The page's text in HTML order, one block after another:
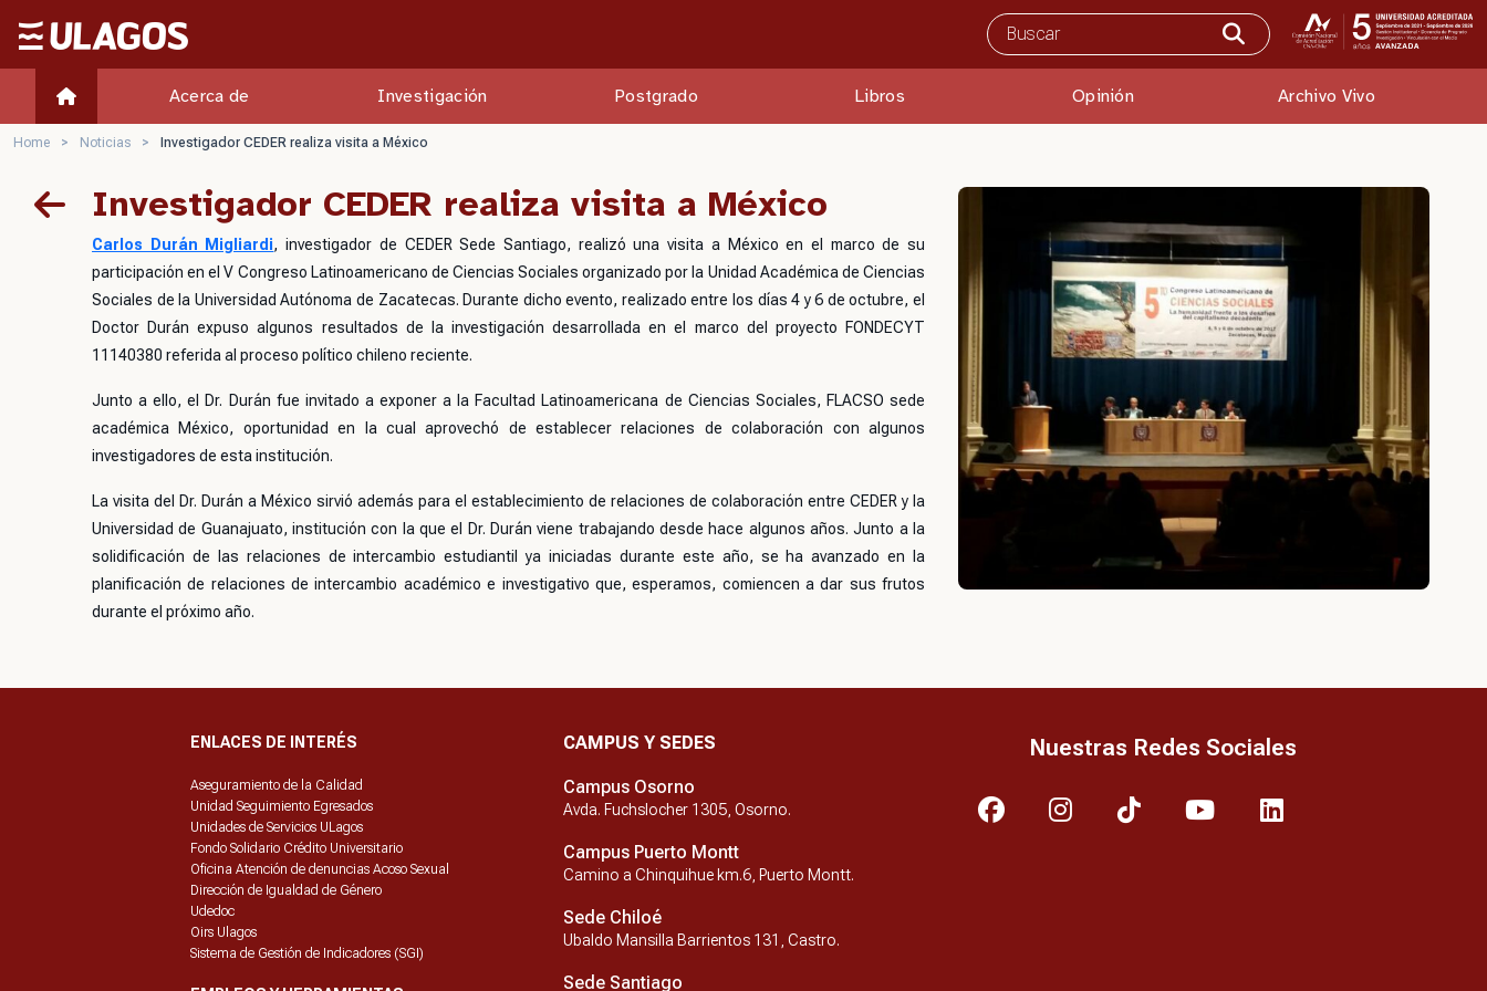
Ulagos Template
Acerca de Investigación Postgrado Libros Opinión Archivo Vivo
Home > Noticias > Investigador CEDER realiza visita a México
Investigador CEDER realiza visita a México
Carlos Durán Migliardi, investigador de CEDER Sede Santiago, realizó una visita a México en el marco de su
participación en el V Congreso Latinoamericano de Ciencias Sociales organizado por la Unidad Académica de Ciencias
Sociales de la Universidad Autónoma de Zacatecas. Durante dicho evento, realizado entre los días 4 y 6 de octubre, el
Doctor Durán expuso algunos resultados de la investigación desarrollada en el marco del proyecto FONDECYT
11140380 referida al proceso político chileno reciente.
Junto a ello, el Dr. Durán fue invitado a exponer a la Facultad Latinoamericana de Ciencias Sociales, FLACSO sede
académica México, oportunidad en la cual aprovechó de establecer relaciones de colaboración con algunos
investigadores de esta institución.
La visita del Dr. Durán a México sirvió además para el establecimiento de relaciones de colaboración entre CEDER y la
Universidad de Guanajuato, institución con la que el Dr. Durán viene trabajando desde hace algunos años. Junto a la
solidificación de las relaciones de intercambio estudiantil ya iniciadas durante este año, se ha avanzado en la
planificación de relaciones de intercambio académico e investigativo que, esperamos, comiencen a dar sus frutos
durante el próximo año.
ENLACES DE INTERÉS
Aseguramiento de la Calidad
Unidad Seguimiento Egresados
Unidades de Servicios ULagos
Fondo Solidario Crédito Universitario
Oficina Atención de denuncias Acoso Sexual
Dirección de Igualdad de Género
Udedoc
Oirs Ulagos
Sistema de Gestión de Indicadores (SGI)
CAMPUS Y SEDES
Campus Osorno
Avda. Fuchslocher 1305, Osorno.
Campus Puerto Montt
Camino a Chinquihue km.6, Puerto Montt.
Sede Chiloé
Ubaldo Mansilla Barrientos 131, Castro.
Sede Santiago
Nuestras Redes Sociales